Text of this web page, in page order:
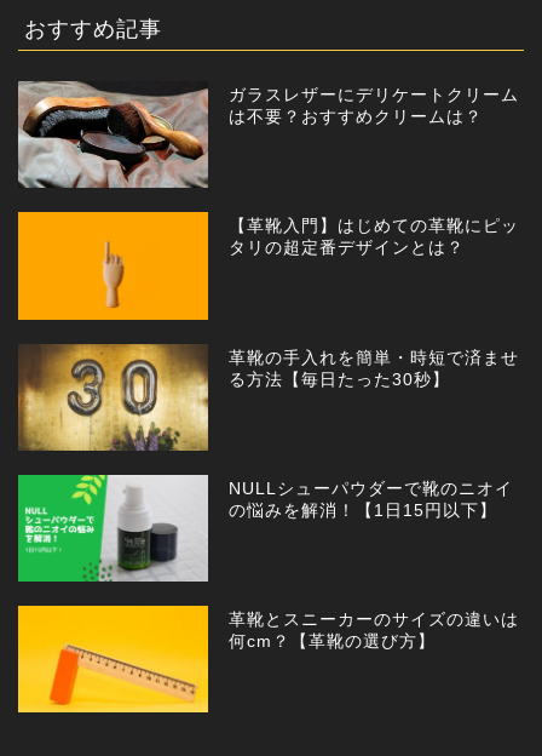
おすすめ記事
ガラスレザーにデリケートクリーム
は不要？おすすめクリームは？
【革靴入門】はじめての革靴にピッ
タリの超定番デザインとは？
革靴の手入れを簡単・時短で済ませ
る方法【毎日たった30秒】
NULLシューパウダーで靴のニオイ
の悩みを解消！【1日15円以下】
革靴とスニーカーのサイズの違いは
何cm？【革靴の選び方】